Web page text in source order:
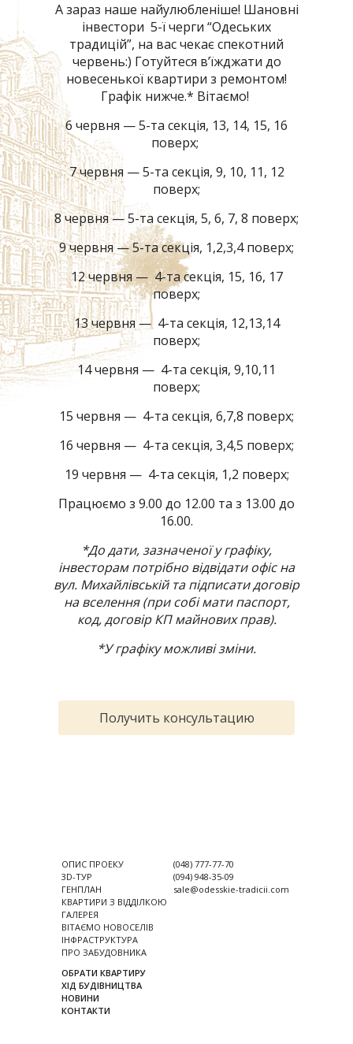
А зараз наше найулюбленіше! Шановні
інвестори 5-ї черги “Одеських
традицій”, на вас чекає спекотний
червень:) Готуйтеся в’їжджати до
новесенької квартири з ремонтом!
Графік нижче.* Вітаємо!
6 червня — 5-та секція, 13, 14, 15, 16
поверх;
7 червня — 5-та секція, 9, 10, 11, 12
поверх;
8 червня — 5-та секція, 5, 6, 7, 8 поверх;
9 червня — 5-та секція, 1,2,3,4 поверх;
12 червня — 4-та секція, 15, 16, 17
поверх;
13 червня — 4-та секція, 12,13,14
поверх;
14 червня — 4-та секція, 9,10,11
поверх;
15 червня — 4-та секція, 6,7,8 поверх;
16 червня — 4-та секція, 3,4,5 поверх;
19 червня — 4-та секція, 1,2 поверх;
Працюємо з 9.00 до 12.00 та з 13.00 до
16.00.
*До дати, зазначеної у графіку,
інвесторам потрібно відвідати офіс на
вул. Михайлівській та підписати договір
на вселення (при собі мати паспорт,
код, договір КП майнових прав).
*У графіку можливі зміни.
Получить консультацию
ОПИС ПРОЕКУ
3D-ТУР
ГЕНПЛАН
КВАРТИРИ З ВІДДІЛКОЮ
ГАЛЕРЕЯ
ВІТАЄМО НОВОСЕЛІВ
ІНФРАСТРУКТУРА
ПРО ЗАБУДОВНИКА
ОБРАТИ КВАРТИРУ
ХІД БУДІВНИЦТВА
НОВИНИ
КОНТАКТИ
(048) 777-77-70
(094) 948-35-09
sale@odesskie-tradicii.com